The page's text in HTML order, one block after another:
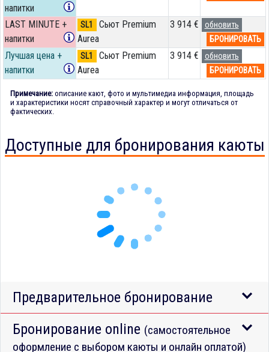
напитки
LAST MINUTE +
напитки
SL1
Сьют Premium
Aurea
3 914 €
обновить
БРОНИРОВАТЬ
Лучшая цена +
напитки
SL1
Сьют Premium
Aurea
3 914 €
обновить
БРОНИРОВАТЬ
Примечание: описание кают, фото и мультимедиа информация, площадь
и характеристики носят справочный характер и могут отличаться от
фактических.
Доступные для бронирования каюты
Предварительное бронирование
Бронирование online (самостоятельное
оформление с выбором каюты и онлайн оплатой)